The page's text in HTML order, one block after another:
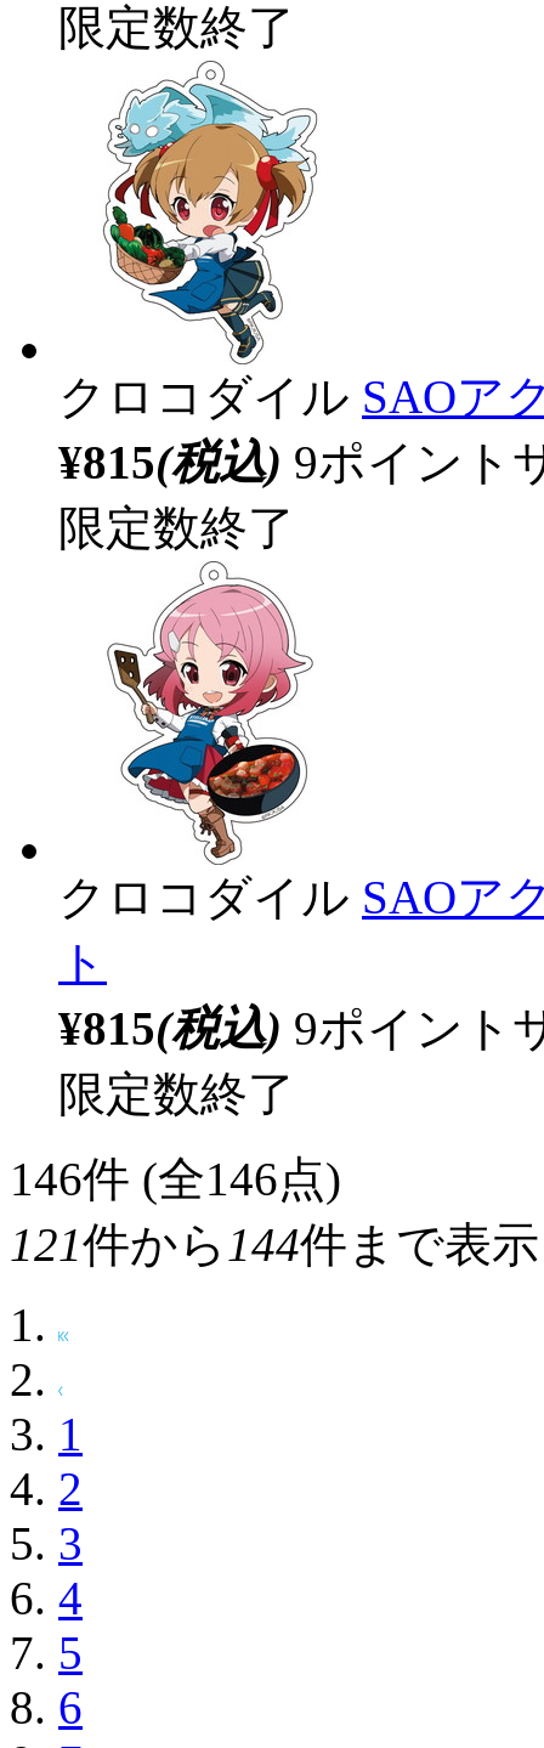
限定数終了
クロコダイル SAOア
¥815(税込) 9ポイント
限定数終了
クロコダイル SAOア
ト
¥815(税込) 9ポイント
限定数終了
146件 (全146点)
121件から 144件まで表示
1
2
3
4
5
6